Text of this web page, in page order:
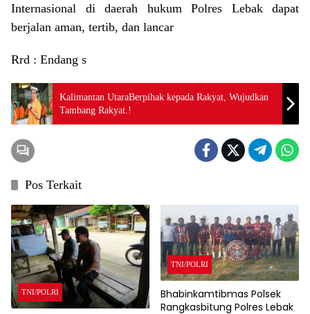
Internasional di daerah hukum Polres Lebak dapat
berjalan aman, tertib, dan lancar
Rrd : Endang s
Kalimantan UtaraBerpihak kepada Rakyat, Wujudkan
Tambang Rakyat.!
Pos Terkait
TNI/POLRI
TNI/POLRI
Bhabinkamtibmas Polsek
Rangkasbitung Polres Lebak